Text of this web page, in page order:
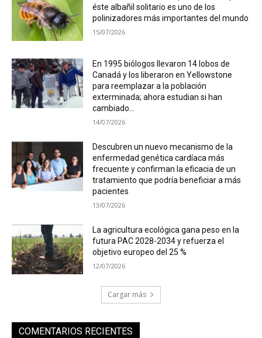
éste albañil solitario es uno de los
polinizadores más importantes del mundo
15/07/2026
En 1995 biólogos llevaron 14 lobos de
Canadá y los liberaron en Yellowstone
para reemplazar a la población
exterminada; ahora estudian si han
cambiado...
14/07/2026
Descubren un nuevo mecanismo de la
enfermedad genética cardíaca más
frecuente y confirman la eficacia de un
tratamiento que podría beneficiar a más
pacientes
13/07/2026
La agricultura ecológica gana peso en la
futura PAC 2028-2034 y refuerza el
objetivo europeo del 25 %
12/07/2026
Cargar más
COMENTARIOS RECIENTES